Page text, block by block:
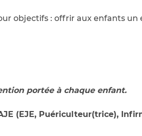
objectifs : offrir aux enfants
portée à chaque enfant.
(EJE, Puériculteur(trice),